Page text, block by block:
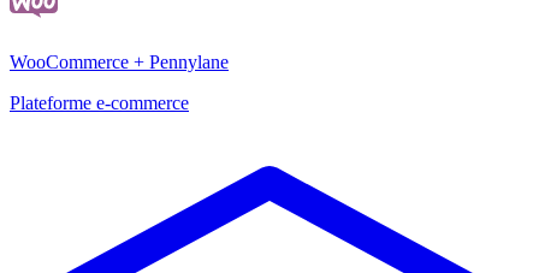
WooCommerce + Pennylane
Plateforme e-commerce